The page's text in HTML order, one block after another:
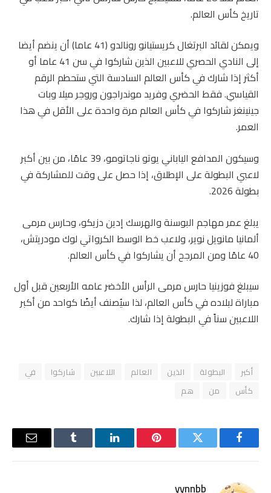
تاريخ كأس العالم.
ويمكن لقائد البرتغال كريستيانو رونالدو (41 عاما) أن ينضم أيضا
إلى النادي الحصري للاعبين الذين شاركوا في سن 41 عاما أو
أكثر إذا شارك في كأس العالم السادسة التي ستحطم الرقم
القياسي. فقط الحضري وفريد ​​موندراجون وروجر ميلا وبات
جينينغز شاركوا في كأس العالم مرة واحدة على الأقل في هذا
العمر.
وسيكون المدافع الياباني يوتو ناجاتومو، 39 عامًا، من بين أكبر
لاعبي البطولة على الإطلاق، إذا حصل على وقت للمشاركة في
بطولة 2026.
يبلغ عمر مهاجم البوسنة والهرسك إدين دزيكو، وحارس مرمى
ألمانيا مانويل نوير، ولاعب خط الوسط الكرواتي لوك مودريتش،
40 عامًا ومن المرجح أن يشاركوا في كأس العالم.
سيبلغ فوزينيا حارس مرمى الرأس الأخضر عامه الأربعين قبل أول
مباراة لبلاده في كأس العالم، لذا سيُصنف أيضًا كواحد من أكبر
اللاعبين سناً في البطولة إذا شارك.
أكبر البطولة الذين العالم اللاعبين شاركوا
في
كأس
من هم
فيسبوك تويتر بينتيريستلينكدإن Tumblr
البريد
yynnbb